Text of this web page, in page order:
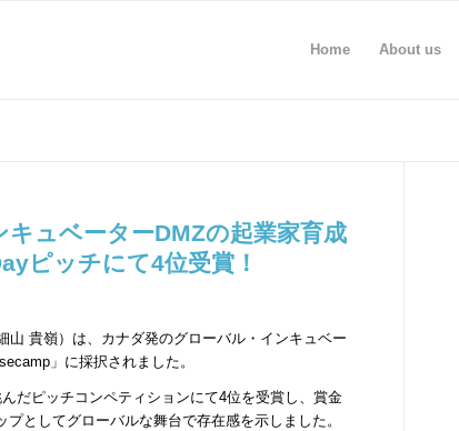
Home About us
キュベーターDMZの起業家育成
ピッチにて4位受賞！
貴嶺）は、カナダ発のグローバル・インキュベー
」に採択されました。
だピッチコンペティションにて4位を受賞し、賞金
としてグローバルな舞台で存在感を示しました。